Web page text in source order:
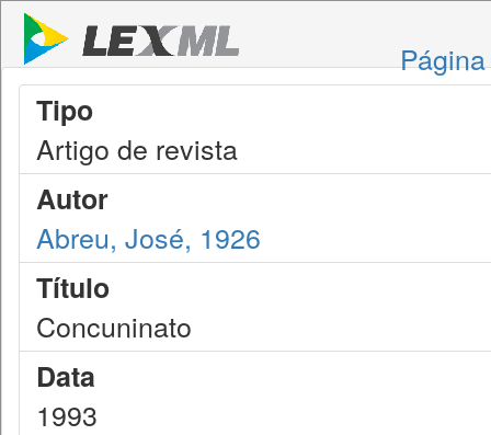
Tipo
Artigo de revista
Autor
Abreu, José, 1926
Título
Concuninato
Data
1993